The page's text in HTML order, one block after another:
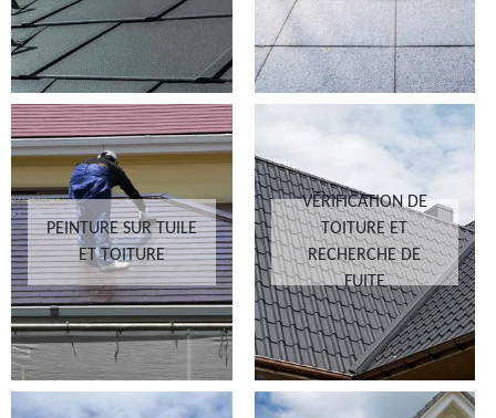
PEINTURE SUR TUILE
ET TOITURE
VÉRIFICATION DE
TOITURE ET
RECHERCHE DE
FUITE